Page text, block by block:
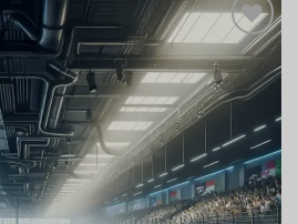
Toevoegen
aan
verlanglijstje